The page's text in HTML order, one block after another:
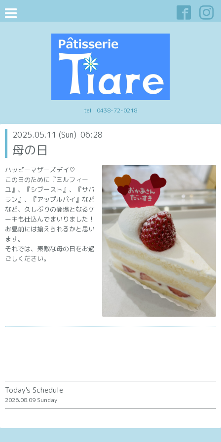
tel : 0438-72-0218
2025.05.11 (Sun) 06:28
母の日
ハッピーマザーズデイ♡
この日のために『ミルフィー
ユ』、『シブースト』、『サバ
ラン』、『アップルパイ』など
など、久しぶりの登場となるケ
ーキも仕込んでまいりました！
お昼前には揃えられるかと思い
ます。
それでは、素敵な母の日をお過
ごしください。
Today's Schedule
2026.08.09 Sunday